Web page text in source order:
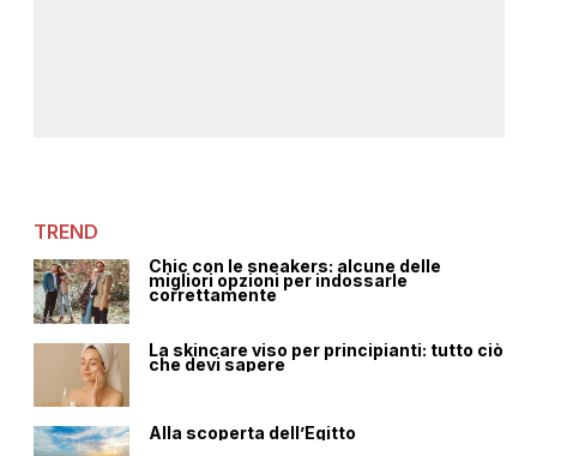
TREND
Chic con le sneakers: alcune delle
migliori opzioni per indossarle
correttamente
La skincare viso per principianti: tutto ciò
che devi sapere
Alla scoperta dell’Egitto